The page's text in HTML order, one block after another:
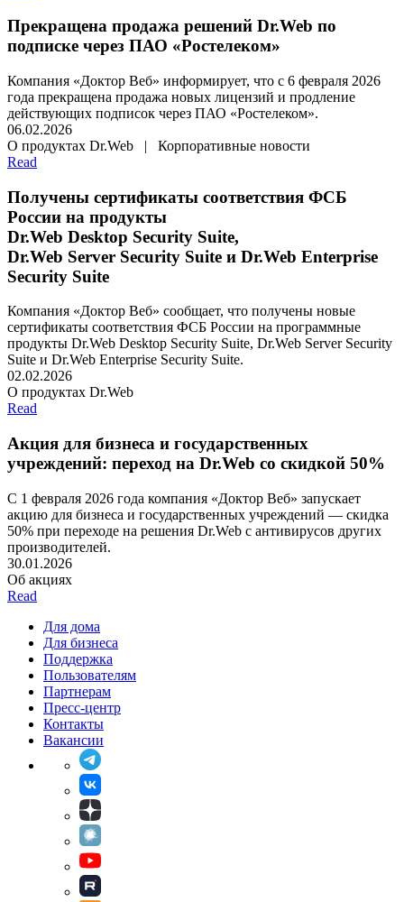
Прекращена продажа решений Dr.Web по
подписке через ПАО «Ростелеком»
Компания «Доктор Веб» информирует, что с 6 февраля 2026
года прекращена продажа новых лицензий и продление
действующих подписок через ПАО «Ростелеком».
06.02.2026
О продуктах Dr.Web | Корпоративные новости
Read
Получены сертификаты соответствия ФСБ
России на продукты
Dr.Web Desktop Security Suite,
Dr.Web Server Security Suite и Dr.Web Enterprise
Security Suite
Компания «Доктор Веб» сообщает, что получены новые
сертификаты соответствия ФСБ России на программные
продукты Dr.Web Desktop Security Suite, Dr.Web Server Security
Suite и Dr.Web Enterprise Security Suite.
02.02.2026
О продуктах Dr.Web
Read
Акция для бизнеса и государственных
учреждений: переход на Dr.Web со скидкой 50%
С 1 февраля 2026 года компания «Доктор Веб» запускает
акцию для бизнеса и государственных учреждений — скидка
50% при переходе на решения Dr.Web с антивирусов других
производителей.
30.01.2026
Об акциях
Read
Для дома
Для бизнеса
Поддержка
Пользователям
Партнерам
Пресс-центр
Контакты
Вакансии